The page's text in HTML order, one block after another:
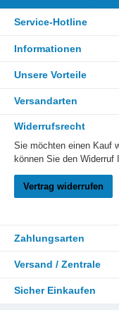
Service-Hotline
Informationen
Unsere Vorteile
Versandarten
Widerrufsrecht
Sie möchten einen Kauf
können Sie den Widerruf
Vertrag widerrufen
Zahlungsarten
Versand / Zentrale
Sicher Einkaufen